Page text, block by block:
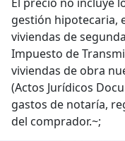
gestión hipotecaria,
viviendas de
Impuesto de
viviendas de obra
(Actos Jurídicos
gastos de notaría,
del comprador.~;